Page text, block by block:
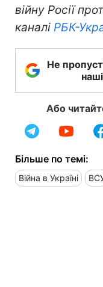
війну Росії
каналі РБК-
Не
Або
Більше по темі:
Війна в Україні